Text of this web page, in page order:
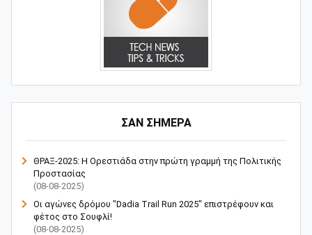
ΣΑΝ ΣΗΜΕΡΑ
ΘΡΑΞ-2025: Η Ορεστιάδα στην πρώτη γραμμή της Πολιτικής
Προστασίας
(08-08-2025)
Οι αγώνες δρόμου "Dadia Trail Run 2025" επιστρέφουν και
φέτος στο Σουφλί!
(08-08-2025)